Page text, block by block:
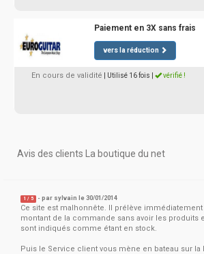
Paiement en 3X sans frais
vers la réduction
En cours de validité | Utilisé 16 fois vérifié !
Avis des clients La boutique du net
1 / 5 - par sylvain le 30/01/2014
Ce site est malhonnête. Il prélève immédiatement
montant de la commande sans avoir les produits
sont indiqués comme étant en stock.
Puis le Service client vous mène en bateau sur la